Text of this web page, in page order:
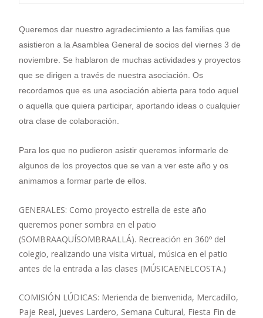
Queremos dar nuestro agradecimiento a las familias que
asistieron a la Asamblea General de socios del viernes 3 de
noviembre. Se hablaron de muchas actividades y proyectos
que se dirigen a través de nuestra asociación. Os
recordamos que es una asociación abierta para todo aquel
o aquella que quiera participar, aportando ideas o cualquier
otra clase de colaboración.
Para los que no pudieron asistir queremos informarle de
algunos de los proyectos que se van a ver este año y os
animamos a formar parte de ellos.
GENERALES: Como proyecto estrella de este año
queremos poner sombra en el patio
(SOMBRAAQUÍSOMBRAALLÁ). Recreación en 360º del
colegio, realizando una visita virtual, música en el patio
antes de la entrada a las clases (MÚSICAENELCOSTA.)
COMISIÓN LÚDICAS: Merienda de bienvenida, Mercadillo,
Paje Real, Jueves Lardero, Semana Cultural, Fiesta Fin de